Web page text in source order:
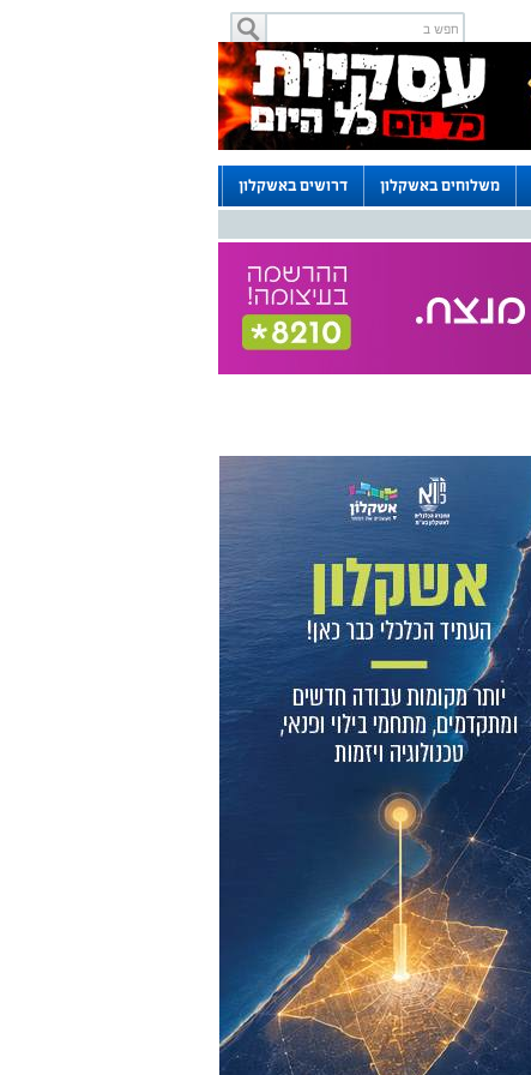
משלוחים באשקלון דרושים באשקלון